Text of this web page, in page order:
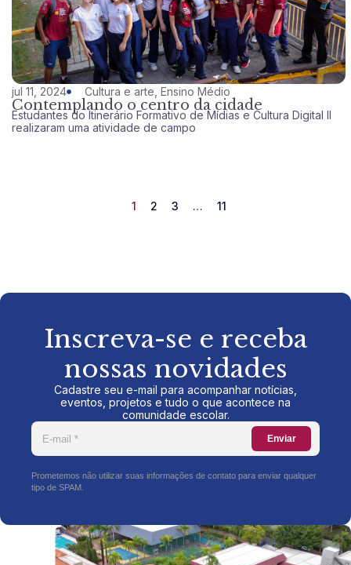
jul 11, 2024 Cultura e arte Ensino Médio
Contemplando o centro da cidade
Estudantes do Itinerário Formativo de Mídias e Cultura Digital II
realizaram uma atividade de campo
1 2 3 … 11
Inscreva-se e receba
nossas novidades
Cadastre seu e-mail para acompanhar notícias,
eventos, projetos e tudo o que acontece na
comunidade escolar.
Enviar
Prometemos não utilizar suas informações de contato para enviar qualquer
tipo de SPAM.